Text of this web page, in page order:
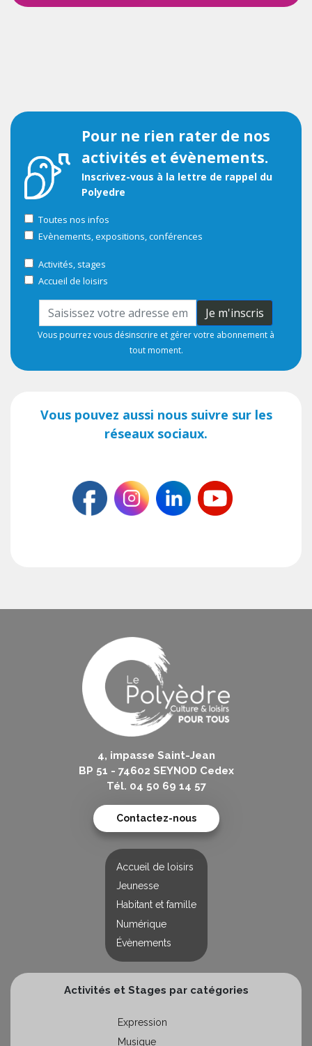
Pour ne rien rater de nos
activités et évènements.
Inscrivez-vous à la lettre de rappel du
Polyedre
Toutes nos infos
Evènements, expositions, conférences
Activités, stages
Accueil de loisirs
Je m'inscris
Vous pourrez vous désinscrire et gérer votre abonnement à
tout moment.
Vous pouvez aussi nous suivre sur les
réseaux sociaux.
4, impasse Saint-Jean
BP 51 - 74602 SEYNOD Cedex
Tél. 04 50 69 14 57
Contactez-nous
Accueil de loisirs
Jeunesse
Habitant et famille
Numérique
Évènements
Activités et Stages par catégories
Expression
Musique